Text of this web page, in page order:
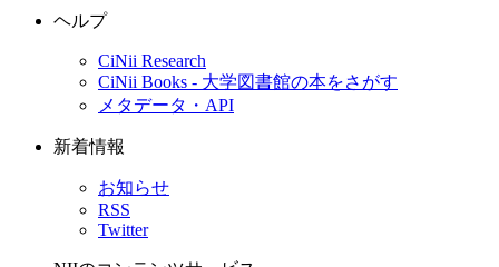
ヘルプ
CiNii Research
CiNii Books - 大学図書館の本をさがす
メタデータ・API
新着情報
お知らせ
RSS
Twitter